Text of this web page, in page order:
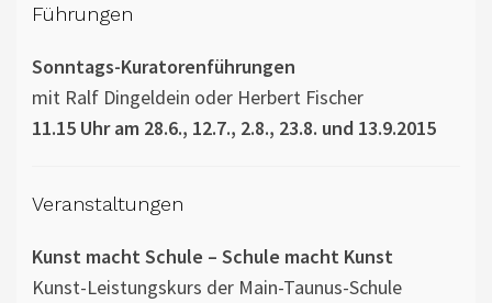
Führungen
Sonntags-Kuratorenführungen
mit Ralf Dingeldein oder Herbert Fischer
11.15 Uhr am 28.6., 12.7., 2.8., 23.8. und 13.9.2015
Veranstaltungen
Kunst macht Schule – Schule macht Kunst
Kunst-Leistungskurs der Main-Taunus-Schule